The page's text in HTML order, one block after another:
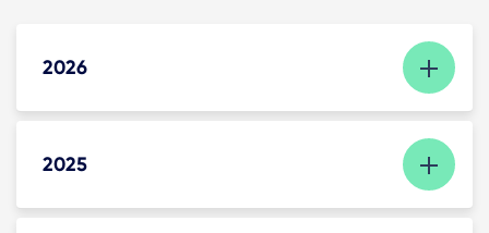
2026
2025